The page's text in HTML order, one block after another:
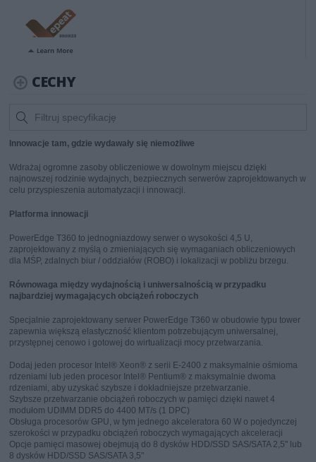
CECHY
Innowacje tam, gdzie wydawały się niemożliwe
Wdrażaj ogromne zasoby obliczeniowe w dowolnym miejscu dzięki
najnowszej rodzinie wydajnych, bezpiecznych serwerów zaprojektowanych w
celu przyspieszenia automatyzacji i innowacji.
Platforma innowacji
PowerEdge T360 to jednogniazdowy serwer o wysokości 4,5 U,
zaprojektowany z myślą o zmieniających się wymaganiach obliczeniowych
dla MŚP, zdalnych biur / oddziałów (ROBO) i lokalizacji w pobliżu brzegu.
Równowaga między wydajnością i uniwersalnością w przypadku
najbardziej wymagających obciążeń roboczych
Specjalnie zaprojektowany serwer PowerEdge T360 w obudowie typu tower
zapewnia większą elastyczność klientom potrzebującym uniwersalnej,
przystępnej cenowo i gotowej do wirtualizacji mocy przetwarzania.
Dodaj jeden procesor Intel® Xeon® z serii E-2400 z maksymalnie ośmioma
rdzeniami lub jeden procesor Intel® Pentium® z maksymalnie dwoma
rdzeniami, aby uzyskać szybsze i dokładniejsze przetwarzanie.
Szybsze przetwarzanie obciążeń roboczych w pamięci dzięki nawet 4
modułom UDIMM DDR5 do 4400 MT/s (1 DPC)
Obsługa procesorów GPU, w tym jednego akceleratora 60 W o pojedynczej
szerokości w przypadku obciążeń roboczych wymagających akceleracji
Opcje pamięci masowej obejmują do 8 dysków HDD/SSD SAS/SATA 2,5" lub
8 dysków HDD/SSD SAS/SATA 3,5"